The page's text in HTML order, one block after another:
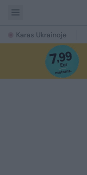
Karas Ukrainoje